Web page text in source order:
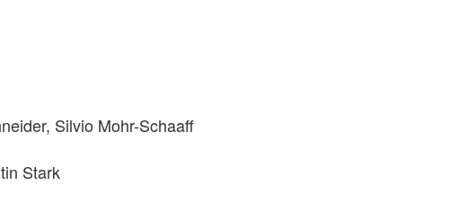
Silvio Mohr-Schaaff
Stark